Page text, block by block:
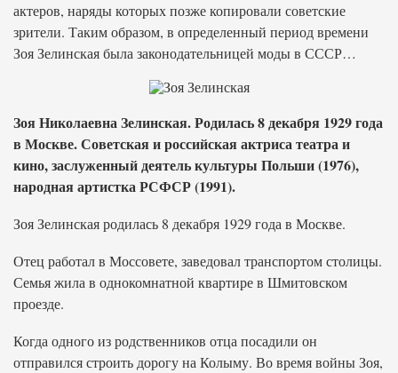
актеров, наряды которых позже копировали советские
зрители. Таким образом, в определенный период времени
Зоя Зелинская была законодательницей моды в СССР…
Зоя Николаевна Зелинская. Родилась 8 декабря 1929 года
в Москве. Советская и российская актриса театра и
кино, заслуженный деятель культуры Польши (1976),
народная артистка РСФСР (1991).
Зоя Зелинская родилась 8 декабря 1929 года в Москве.
Отец работал в Моссовете, заведовал транспортом столицы.
Семья жила в однокомнатной квартире в Шмитовском
проезде.
Когда одного из родственников отца посадили он
отправился строить дорогу на Колыму. Во время войны Зоя,